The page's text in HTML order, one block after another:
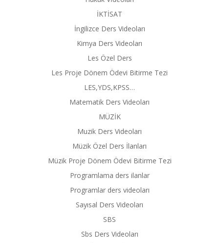
İKTİSAT
İngilizce Ders Videoları
Kimya Ders Videoları
Les Özel Ders
Les Proje Dönem Ödevi Bitirme Tezi
LES,YDS,KPSS…
Matematik Ders Videoları
MÜZİK
Muzik Ders Videoları
Müzik Özel Ders İlanları
Müzik Proje Dönem Ödevi Bitirme Tezi
Programlama ders ilanlar
Programlar ders videoları
Sayısal Ders Videoları
SBS
Sbs Ders Videoları